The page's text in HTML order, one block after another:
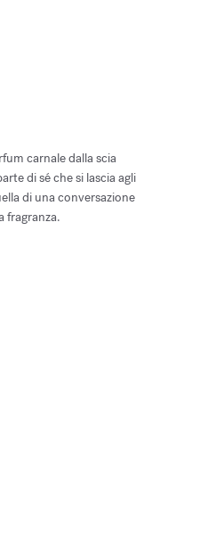
carnale dalla scia
di sé che si lascia agli
di una conversazione
fragranza.